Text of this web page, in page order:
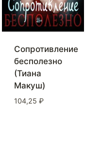
Сопротивление
бесполезно
(Тиана
Макуш)
104,25 ₽